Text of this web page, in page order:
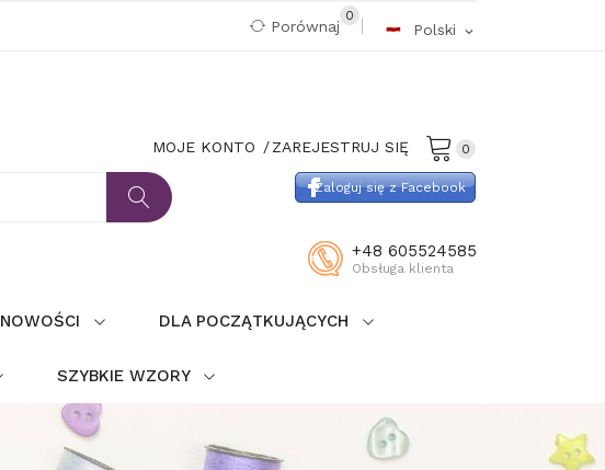
Polski expand_more
Porównaj
0
0
MOJE KONTO ZAREJESTRUJ SIĘ
+48 605524585
Obsługa klienta
Zaloguj się z Facebook
NOWOŚCI DLA POCZĄTKUJĄCYCH
SZYBKIE WZORY